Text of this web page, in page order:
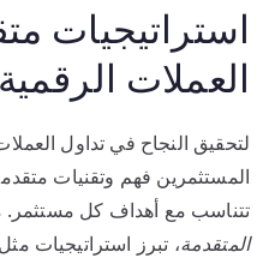
استراتيجيات
العملات الرقمية
لتحقيق النجاح في تداول
المستثمرين فهم وتقنيات
تتناسب مع أهداف كل
المتقدمة، تبرز استراتيجيات